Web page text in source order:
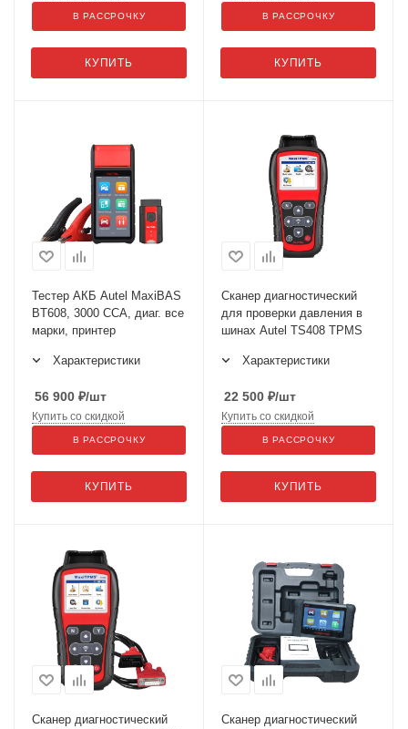
КУПИТЬ
В РАССРОЧКУ
КУПИТЬ
В РАССРОЧКУ
Тестер АКБ Autel MaxiBAS
BT608, 3000 CCA, диаг. все
марки, принтер
Характеристики
56 900 ₽/шт
КУПИТЬ
Купить со скидкой
В РАССРОЧКУ
Сканер диагностический
для проверки давления в
шинах Autel TS408 TPMS
Характеристики
22 500 ₽/шт
КУПИТЬ
Купить со скидкой
В РАССРОЧКУ
Сканер диагностический
Сканер диагностический